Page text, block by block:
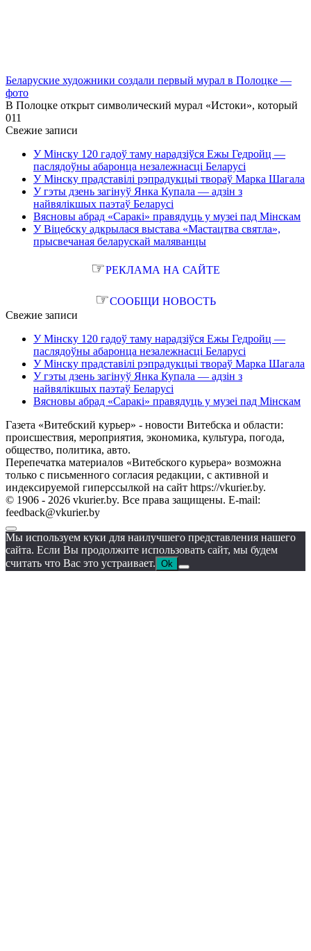
Беларуские художники создали первый мурал в Полоцке —
фото
В Полоцке открыт символический мурал «Истоки», который
011
Свежие записи
У Мінску 120 гадоў таму нарадзіўся Ежы Гедройц —
паслядоўны абаронца незалежнасці Беларусі
У Мінску прадставілі рэпрадукцыі твораў Марка Шагала
У гэты дзень загінуў Янка Купала — адзін з
найвялікшых паэтаў Беларусі
Вясновы абрад «Саракі» правядуць у музеі пад Мінскам
У Віцебску адкрылася выстава «Мастацтва святла»,
прысвечаная беларускай маляванцы
☞РЕКЛАМА НА САЙТЕ
☞СООБЩИ НОВОСТЬ
Свежие записи
У Мінску 120 гадоў таму нарадзіўся Ежы Гедройц —
паслядоўны абаронца незалежнасці Беларусі
У Мінску прадставілі рэпрадукцыі твораў Марка Шагала
У гэты дзень загінуў Янка Купала — адзін з
найвялікшых паэтаў Беларусі
Вясновы абрад «Саракі» правядуць у музеі пад Мінскам
Газета «Витебский курьер» - новости Витебска и области:
происшествия, мероприятия, экономика, культура, погода,
общество, политика, авто.
Перепечатка материалов «Витебского курьера» возможна
только с письменного согласия редакции, с активной и
индексируемой гиперссылкой на сайт https://vkurier.by.
© 1906 - 2026 vkurier.by. Все права защищены. E-mail:
feedback@vkurier.by
Мы используем куки для наилучшего представления нашего
сайта. Если Вы продолжите использовать сайт, мы будем
считать что Вас это устраивает. Ok